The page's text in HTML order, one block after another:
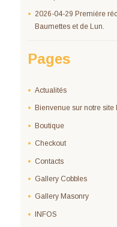
2026-04-29 Première
Baumettes et de Lun.
Pages
Actualités
Bienvenue sur notre site
Boutique
Checkout
Contacts
Gallery Cobbles
Gallery Masonry
INFOS